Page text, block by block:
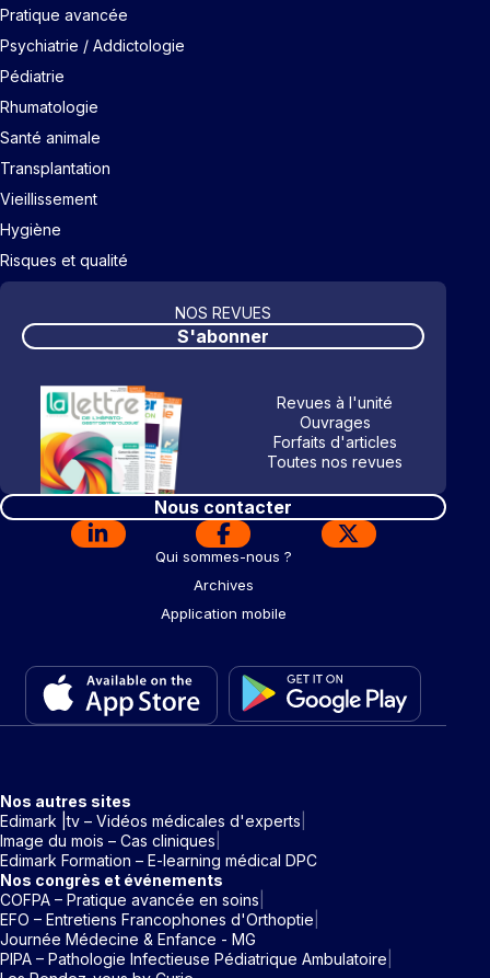
Pratique avancée
Psychiatrie / Addictologie
Pédiatrie
Rhumatologie
Santé animale
Transplantation
Vieillissement
Hygiène
Risques et qualité
NOS REVUES
S'abonner
Revues à l'unité
Ouvrages
Forfaits d'articles
Toutes nos revues
Nous contacter
Qui sommes-nous ?
Archives
Application mobile
Nos autres sites
Edimark |tv – Vidéos médicales d'experts
Image du mois – Cas cliniques
Edimark Formation – E-learning médical DPC
Nos congrès et événements
COFPA – Pratique avancée en soins
EFO – Entretiens Francophones d'Orthoptie
Journée Médecine & Enfance - MG
PIPA – Pathologie Infectieuse Pédiatrique Ambulatoire